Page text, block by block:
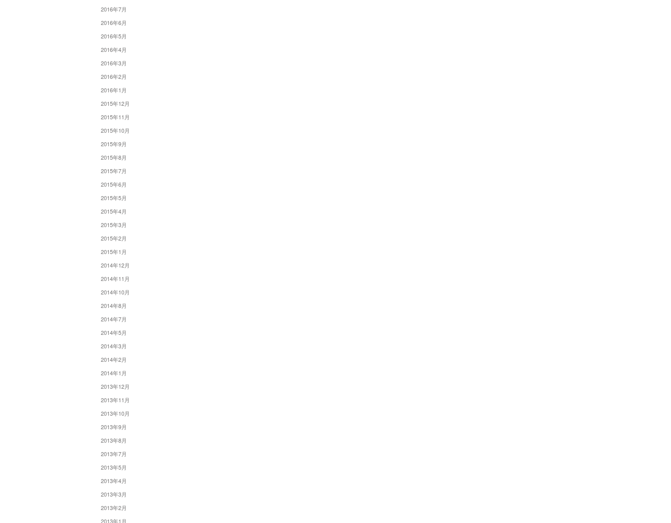
2016年7月
2016年6月
2016年5月
2016年4月
2016年3月
2016年2月
2016年1月
2015年12月
2015年11月
2015年10月
2015年9月
2015年8月
2015年7月
2015年6月
2015年5月
2015年4月
2015年3月
2015年2月
2015年1月
2014年12月
2014年11月
2014年10月
2014年8月
2014年7月
2014年5月
2014年3月
2014年2月
2014年1月
2013年12月
2013年11月
2013年10月
2013年9月
2013年8月
2013年7月
2013年5月
2013年4月
2013年3月
2013年2月
2013年1月